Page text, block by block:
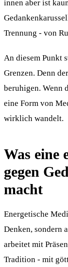
innen aber ist
Trennung - von
An diesem Punkt
Grenzen. Denn
beruhigen. Wenn
eine Form von
wirklich wandelt.
Was eine
gegen
macht
Energetische
Denken, sondern
arbeitet mit
Tradition - mit